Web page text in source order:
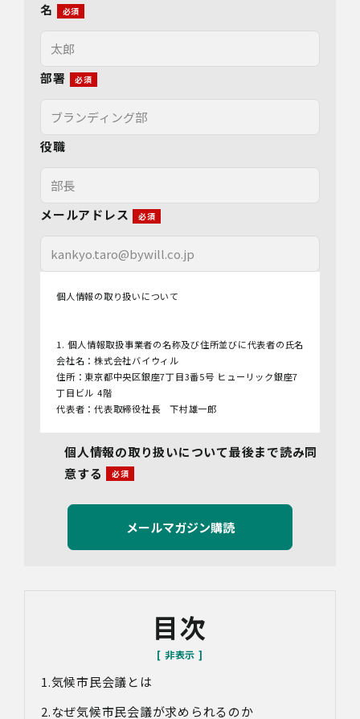
名
部署
役職
メールアドレス
個人情報の取り扱いについて
1. 個人情報取扱事業者の名称及び住所並びに代表者の氏名
会社名：株式会社バイウィル
住所：東京都中央区銀座7丁目3番5号 ヒューリック銀座7
丁目ビル 4階
代表者：代表取締役社長 下村雄一郎
管理者名：管理部長
連絡先：info@bywill.co.jp
3.利用目的
当社で取り扱う個人情報（個人情報保護法第2条第1項によ
り定義された「個人情報」をいい、以下同様とします。）
の利用目的は以下のとおりです。個人情報の提供は任意で
望・お問い合わせ内容・ご意見等の正確な把握、今後の
サービス向上等のために、録音・録画させていただく場合
対象情報
個人情報の取り扱いについて最後まで読み同
意する
目次
気候市民会議とは
なぜ気候市民会議が求められるのか